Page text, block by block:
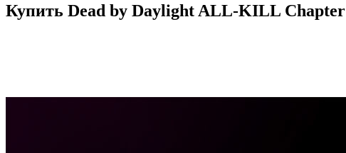
Купить Dead by Daylight ALL-KILL Chapter